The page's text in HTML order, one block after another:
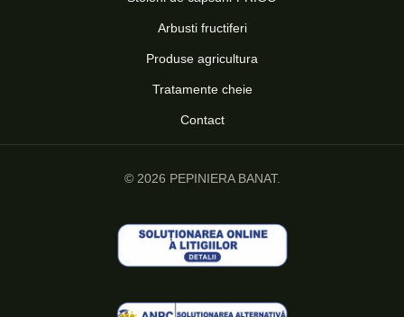
Arbusti fructiferi
Produse agricultura
Tratamente cheie
Contact
© 2026 PEPINIERA BANAT.